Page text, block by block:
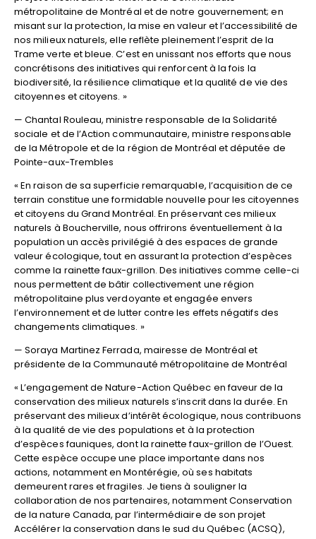
métropolitaine de Montréal et de notre gouvernement; en
misant sur la protection, la mise en valeur et l’accessibilité de
nos milieux naturels, elle reflète pleinement l’esprit de la
Trame verte et bleue. C’est en unissant nos efforts que nous
concrétisons des initiatives qui renforcent à la fois la
biodiversité, la résilience climatique et la qualité de vie des
citoyennes et citoyens. »
— Chantal Rouleau, ministre responsable de la Solidarité
sociale et de l’Action communautaire, ministre responsable
de la Métropole et de la région de Montréal et députée de
Pointe-aux-Trembles
« En raison de sa superficie remarquable, l’acquisition de ce
terrain constitue une formidable nouvelle pour les citoyennes
et citoyens du Grand Montréal. En préservant ces milieux
naturels à Boucherville, nous offrirons éventuellement à la
population un accès privilégié à des espaces de grande
valeur écologique, tout en assurant la protection d’espèces
comme la rainette faux-grillon. Des initiatives comme celle-ci
nous permettent de bâtir collectivement une région
métropolitaine plus verdoyante et engagée envers
l’environnement et de lutter contre les effets négatifs des
changements climatiques. »
— Soraya Martinez Ferrada, mairesse de Montréal et
présidente de la Communauté métropolitaine de Montréal
« L’engagement de Nature-Action Québec en faveur de la
conservation des milieux naturels s’inscrit dans la durée. En
préservant des milieux d’intérêt écologique, nous contribuons
à la qualité de vie des populations et à la protection
d’espèces fauniques, dont la rainette faux-grillon de l’Ouest.
Cette espèce occupe une place importante dans nos
actions, notamment en Montérégie, où ses habitats
demeurent rares et fragiles. Je tiens à souligner la
collaboration de nos partenaires, notamment Conservation
de la nature Canada, par l’intermédiaire de son projet
Accélérer la conservation dans le sud du Québec (ACSQ),